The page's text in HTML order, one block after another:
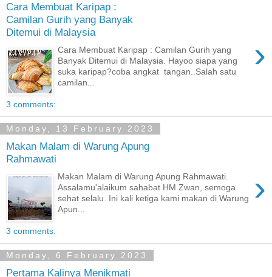
Cara Membuat Karipap :
Camilan Gurih yang Banyak
Ditemui di Malaysia
›
Cara Membuat Karipap : Camilan Gurih yang
Banyak Ditemui di Malaysia. Hayoo siapa yang
suka karipap?coba angkat tangan..Salah satu
camilan...
3 comments:
Monday, 13 February 2023
Makan Malam di Warung Apung
Rahmawati
›
Makan Malam di Warung Apung Rahmawati.
Assalamu'alaikum sahabat HM Zwan, semoga
sehat selalu. Ini kali ketiga kami makan di Warung
Apun...
3 comments:
Monday, 6 February 2023
Pertama Kalinya Menikmati